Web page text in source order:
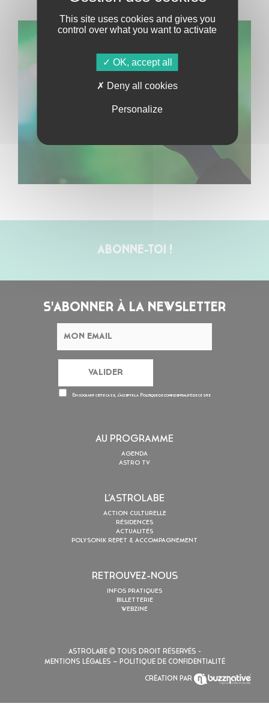
ABONNE-TOI !
S'ABONNER À LA NEWSLETTER
En cochant cette case, j’accepte la Politique de confidentialitéde ce site
AU PROGRAMME
AGENDA
ASTRO TV
L’ASTROLABE
ACTION CULTURELLE
RÉSIDENCES
ACTUALITÉS
POLYSONIK REPET & ACCOMPAGNEMENT
RETROUVEZ-NOUS
INFOS PRATIQUES
BILLETTERIE
WEBZINE
ASTROLABE
TOUS DROIT RÉSERVÉS -
MENTIONS LÉGALES – POLITIQUE DE CONFIDENTIALITÉ
CRÉATION PAR
This site uses cookies and gives you
control over what you want to activate
OK, accept all
Deny all cookies
Personalize